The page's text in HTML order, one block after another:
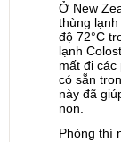
Ở New
thùng
độ 72°C
lạnh
mất đi
có sẵn
này đã
non.
Phòng thí